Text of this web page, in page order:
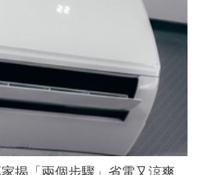
揭「兩個步驟」省電又涼爽